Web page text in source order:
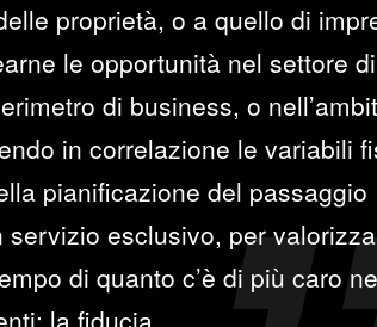
proprietà, o a quello di
le opportunità nel settore di
di business, o
in correlazione le variabili
pianificazione del passaggio
servizio esclusivo, per
di quanto c’è di più caro
la fiducia.